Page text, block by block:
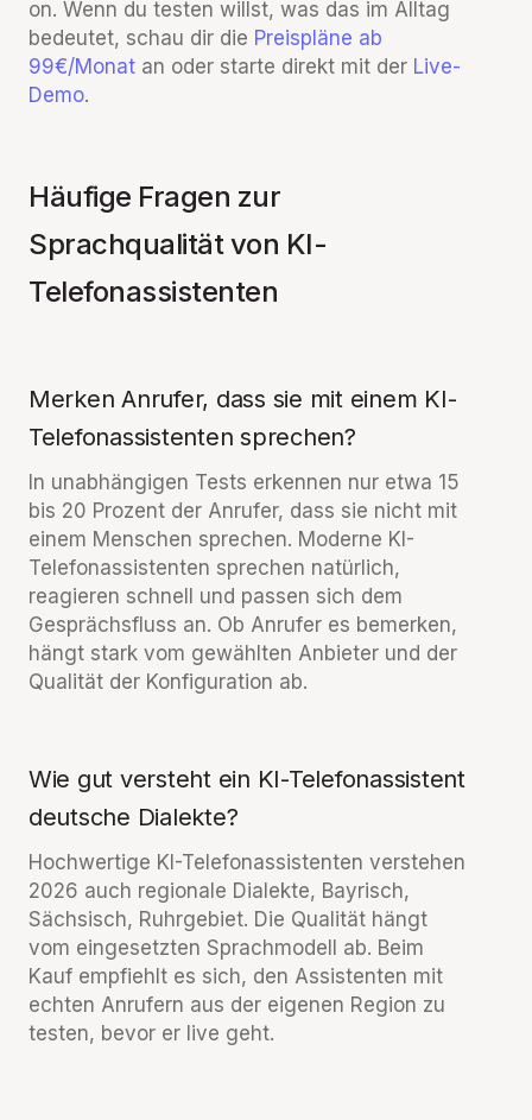
on. Wenn du testen willst, was das im Alltag
bedeutet, schau dir die Preispläne ab
99€/Monat an oder starte direkt mit der Live-
Demo.
Häufige Fragen zur
Sprachqualität von KI-
Telefonassistenten
Merken Anrufer, dass sie mit einem KI-
Telefonassistenten sprechen?
In unabhängigen Tests erkennen nur etwa 15
bis 20 Prozent der Anrufer, dass sie nicht mit
einem Menschen sprechen. Moderne KI-
Telefonassistenten sprechen natürlich,
reagieren schnell und passen sich dem
Gesprächsfluss an. Ob Anrufer es bemerken,
hängt stark vom gewählten Anbieter und der
Qualität der Konfiguration ab.
Wie gut versteht ein KI-Telefonassistent
deutsche Dialekte?
Hochwertige KI-Telefonassistenten verstehen
2026 auch regionale Dialekte, Bayrisch,
Sächsisch, Ruhrgebiet. Die Qualität hängt
vom eingesetzten Sprachmodell ab. Beim
Kauf empfiehlt es sich, den Assistenten mit
echten Anrufern aus der eigenen Region zu
testen, bevor er live geht.